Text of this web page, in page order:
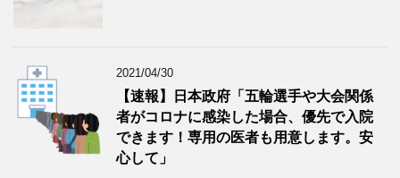
2021/04/30
【速報】日本政府「五輪選手や大会関係
者がコロナに感染した場合、優先で入院
できます！専用の医者も用意します。安
心して」